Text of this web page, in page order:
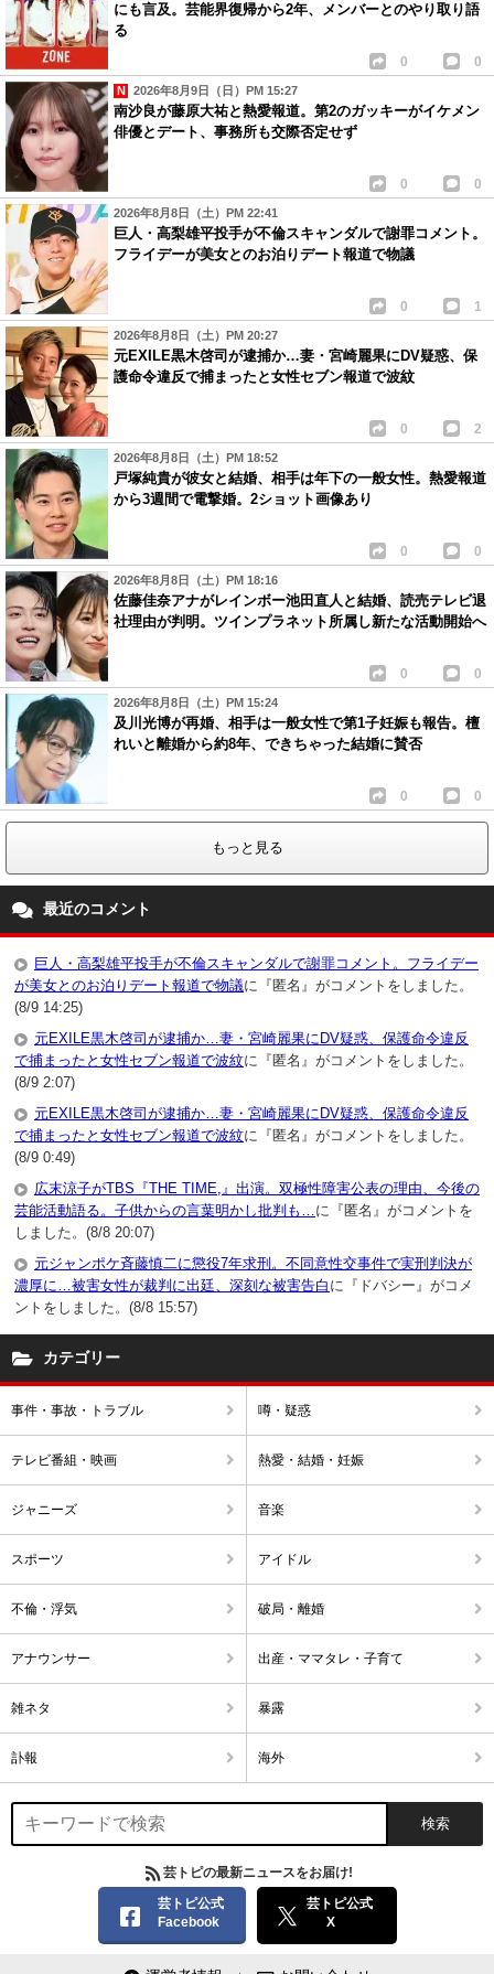
にも言及。芸能界復帰から2年、メンバーとのやり取り語
る
0 0
2026年8月9日（日）PM 15:27
南沙良が藤原大祐と熱愛報道。第2のガッキーがイケメン
俳優とデート、事務所も交際否定せず
0 0
2026年8月8日（土）PM 22:41
巨人・高梨雄平投手が不倫スキャンダルで謝罪コメント。
フライデーが美女とのお泊りデート報道で物議
0 1
2026年8月8日（土）PM 20:27
元EXILE黒木啓司が逮捕か…妻・宮崎麗果にDV疑惑、保
護命令違反で捕まったと女性セブン報道で波紋
0 2
2026年8月8日（土）PM 18:52
戸塚純貴が彼女と結婚、相手は年下の一般女性。熱愛報道
から3週間で電撃婚。2ショット画像あり
0 0
2026年8月8日（土）PM 18:16
佐藤佳奈アナがレインボー池田直人と結婚、読売テレビ退
社理由が判明。ツインプラネット所属し新たな活動開始へ
0 0
2026年8月8日（土）PM 15:24
及川光博が再婚、相手は一般女性で第1子妊娠も報告。檀
れいと離婚から約8年、できちゃった結婚に賛否
0 0
もっと見る
最近のコメント
巨人・高梨雄平投手が不倫スキャンダルで謝罪コメント。フライデー
が美女とのお泊りデート報道で物議に『匿名』がコメントをしました。
(8/9 14:25)
元EXILE黒木啓司が逮捕か…妻・宮崎麗果にDV疑惑、保護命令違反
で捕まったと女性セブン報道で波紋に『匿名』がコメントをしました。
(8/9 2:07)
元EXILE黒木啓司が逮捕か…妻・宮崎麗果にDV疑惑、保護命令違反
で捕まったと女性セブン報道で波紋に『匿名』がコメントをしました。
(8/9 0:49)
広末涼子がTBS『THE TIME,』出演。双極性障害公表の理由、今後の
芸能活動語る。子供からの言葉明かし批判も…に『匿名』がコメントを
しました。(8/8 20:07)
元ジャンポケ斉藤慎二に懲役7年求刑。不同意性交事件で実刑判決が
濃厚に…被害女性が裁判に出廷、深刻な被害告白 に『ドバシー』がコメ
ントをしました。(8/8 15:57)
カテゴリー
事件・事故・トラブル 噂・疑惑
テレビ番組・映画 熱愛・結婚・妊娠
ジャニーズ 音楽
スポーツ アイドル
不倫・浮気 破局・離婚
アナウンサー 出産・ママタレ・子育て
雑ネタ 暴露
訃報 海外
芸トピの最新ニュースをお届け!
芸トピ公式
Facebook
芸トピ公式
X